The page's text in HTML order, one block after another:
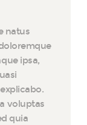
natus
ipsa,
voluptas
quia